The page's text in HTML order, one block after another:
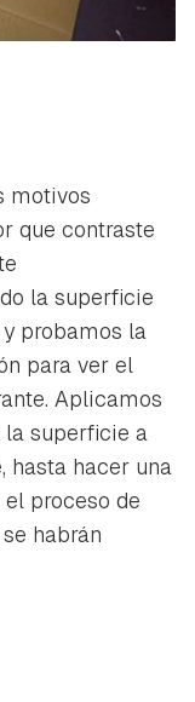
motivos
que contraste
la superficie
probamos la
para ver el
Aplicamos
superficie a
hasta hacer una
proceso de
habrán